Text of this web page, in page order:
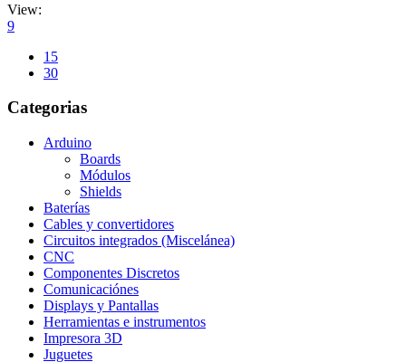
View:
9
15
30
Categorias
Arduino
Boards
Módulos
Shields
Baterías
Cables y convertidores
Circuitos integrados (Miscelánea)
CNC
Componentes Discretos
Comunicaciónes
Displays y Pantallas
Herramientas e instrumentos
Impresora 3D
Juguetes